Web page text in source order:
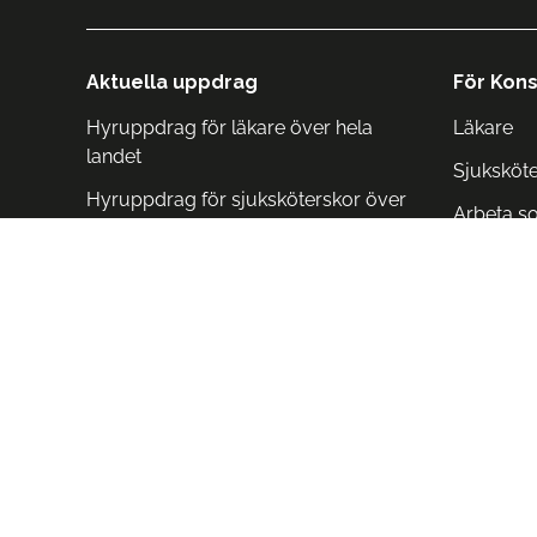
Aktuella uppdrag
Hyruppdrag för läkare över hela
landet
Hyruppdrag för sjuksköterskor över
För
Läkare
Arbeta